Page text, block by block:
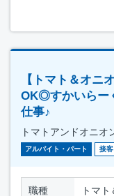
【トマト＆オニ
OK◎すかいらー
仕事♪
トマトアンドオニ
アルバイト・パート 接客
職種 トマ